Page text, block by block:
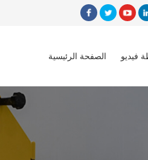
الصفحة الرئيسية فيديو